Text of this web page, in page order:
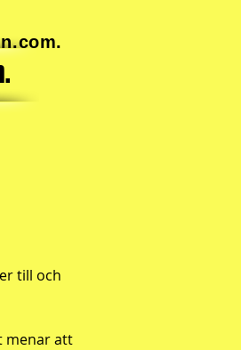
till och
menar att